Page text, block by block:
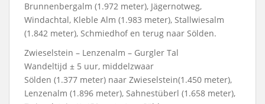
Brunnenbergalm (1.972 meter), Jägernotweg,
Windachtal, Kleble Alm (1.983 meter), Stallwiesalm
(1.842 meter), Schmiedhof en terug naar Sölden.
Zwieselstein – Lenzenalm – Gurgler Tal
Wandeltijd ± 5 uur, middelzwaar
Sölden (1.377 meter) naar Zwieselstein(1.450 meter),
Lenzenalm (1.896 meter), Sahnestüberl (1.658 meter),